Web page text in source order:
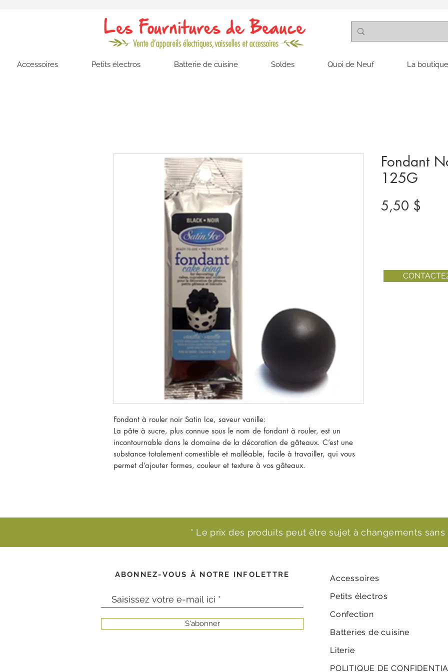
Accessoires Petits électros Batterie de cuisine Soldes Quoi de Neuf La
Fondant à rouler noir Satin Ice, saveur vanille:
La pâte à sucre, plus connue sous le nom de fondant à rouler, est un
incontournable dans le domaine de la décoration de gâteaux. C’est une
substance totalement comestible et malléable, facile à travailler, qui vous
permet d’ajouter formes, couleur et texture à vos gâteaux.
Fondant
125G
5,50 $
* Le prix des produits peut être sujet à changements sans
ABONNEZ-VOUS À NOTRE INFOLETTRE
S'abonner
Accessoires
Petits électros
Confection
Batteries de cuisine
Literie
POLITIQUE DE